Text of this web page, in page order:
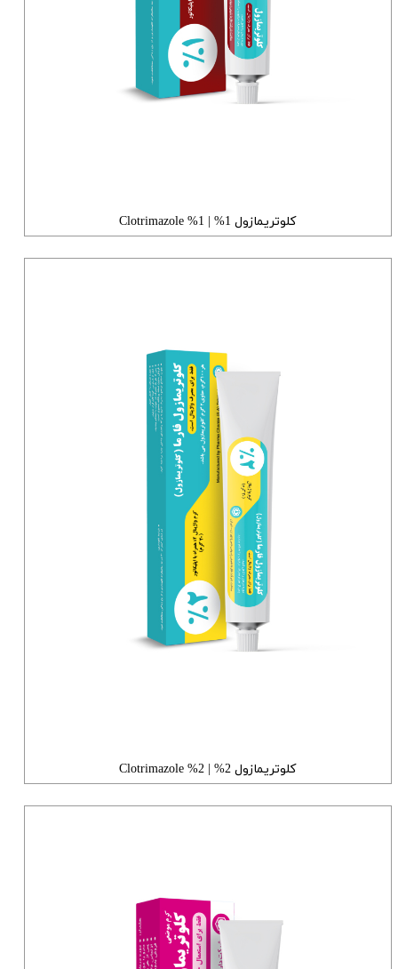
کلوتریمازول 1% | 1% Clotrimazole
کلوتریمازول 2% | 2% Clotrimazole